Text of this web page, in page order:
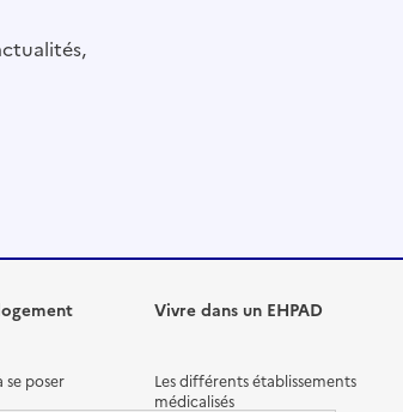
se poser
Vivre dans un EHPAD
Les différents établissements
médicalisés